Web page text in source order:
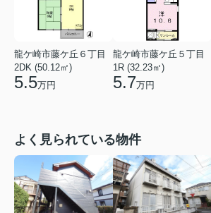
龍ケ崎市藤ケ丘６丁目
2DK (50.12㎡)
5.5万円
龍ケ崎市藤ケ丘５丁目
1R (32.23㎡)
5.7万円
よく見られている物件